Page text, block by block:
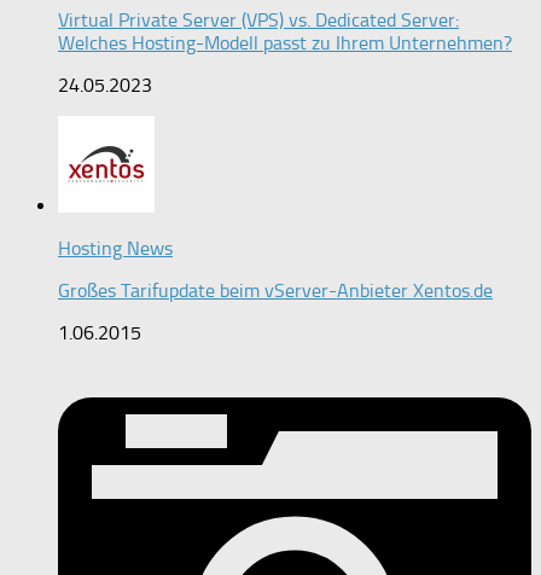
Virtual Private Server (VPS) vs. Dedicated Server:
Welches Hosting-Modell passt zu Ihrem Unternehmen?
24.05.2023
Hosting News
Großes Tarifupdate beim vServer-Anbieter Xentos.de
1.06.2015